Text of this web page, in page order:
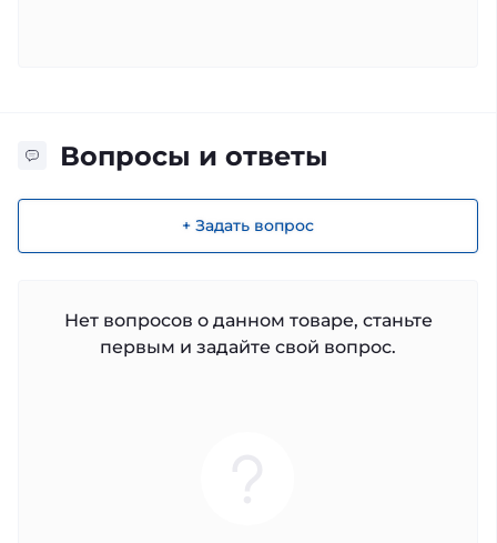
Вопросы и ответы
+ Задать вопрос
Нет вопросов о данном товаре, станьте
первым и задайте свой вопрос.